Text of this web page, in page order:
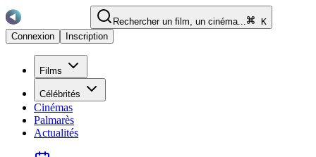
Rechercher un film, un cinéma...
K
Connexion
Inscription
Films
Célébrités
Cinémas
Palmarès
Actualités